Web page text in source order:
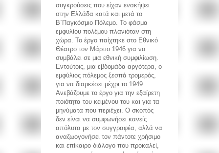
συγκρούσεις που είχαν ενσκήψει
στην Ελλάδα κατά και μετά το
Β΄Παγκόσμιο Πόλεμο. Το φάσμα
εμφυλίου πολέμου πλανιόταν στη
χώρα. Το έργο παίχτηκε στο Εθνικό
Θέατρο τον Μάρτιο 1946 για να
συμβάλει σε μια εθνική συμφιλίωση.
Εντούτοις, μια εβδομάδα αργότερα, ο
εμφύλιος πόλεμος ξεσπά τρομερός,
για να διαρκέσει μέχρι το 1949.
Ανεβάζουμε το έργο για την εξαίρετη
ποιότητα του κειμένου του και για τα
μηνύματα που περιέχει. Ο σκοπός
δεν είναι να συμφωνήσει κανείς
απόλυτα με τον συγγραφέα, αλλά να
αναζωογονήσει τον πάντοτε χρήσιμο
και επίκαιρο διάλογο που προκαλεί,